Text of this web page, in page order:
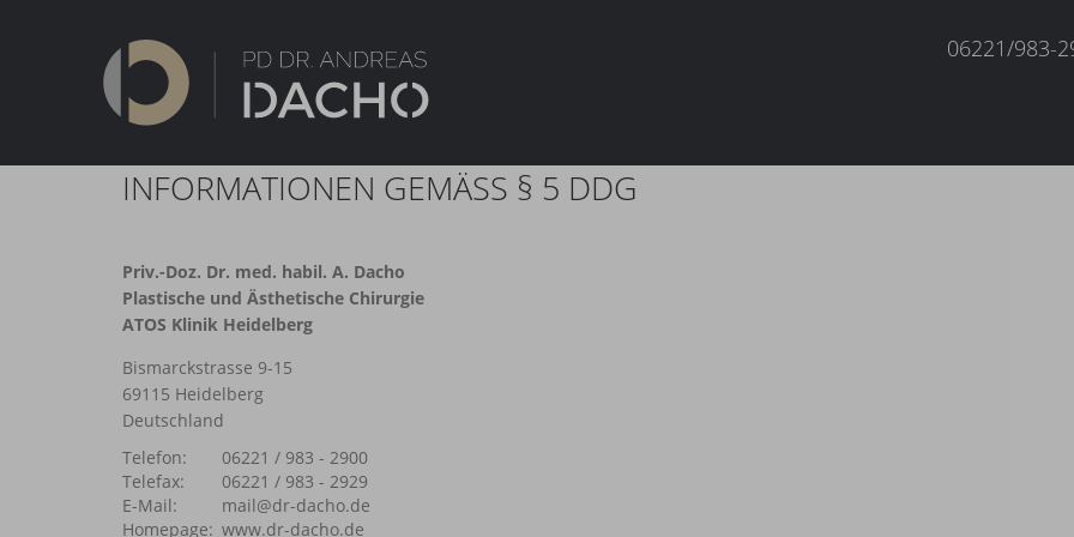
06221/983-
INFORMATIONEN GEMÄSS § 5 DDG
Priv.-Doz. Dr. med. habil. A. Dacho
Plastische und Ästhetische Chirurgie
ATOS Klinik Heidelberg
Bismarckstrasse 9-15
69115 Heidelberg
Deutschland
Telefon:
06221 / 983 - 2900
Telefax:
06221 / 983 - 2929
E-Mail:
mail@dr-dacho.de
Homepage: www.dr-dacho.de